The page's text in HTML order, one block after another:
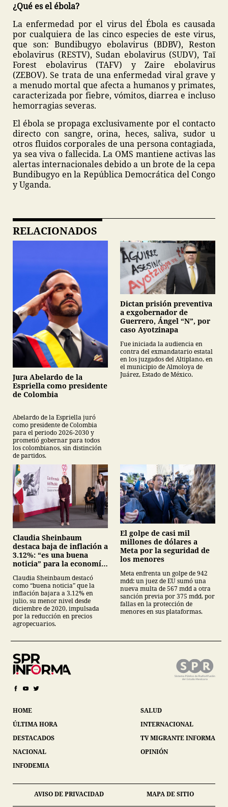
¿Qué es el ébola?
La enfermedad por el virus del Ébola es causada
por cualquiera de las cinco especies de este virus,
que son: Bundibugyo ebolavirus (BDBV), Reston
ebolavirus (RESTV), Sudan ebolavirus (SUDV), Taï
Forest ebolavirus (TAFV) y Zaire ebolavirus
(ZEBOV). Se trata de una enfermedad viral grave y
a menudo mortal que afecta a humanos y primates,
caracterizada por fiebre, vómitos, diarrea e incluso
hemorragias severas.
El ébola se propaga exclusivamente por el contacto
directo con sangre, orina, heces, saliva, sudor u
otros fluidos corporales de una persona contagiada,
ya sea viva o fallecida. La OMS mantiene activas las
alertas internacionales debido a un brote de la cepa
Bundibugyo en la República Democrática del Congo
y Uganda.
RELACIONADOS
Jura Abelardo de la
Espriella como presidente
de Colombia
Abelardo de la Espriella juró
como presidente de Colombia
para el periodo 2026-2030 y
prometió gobernar para todos
los colombianos, sin distinción
de partidos.
Dictan prisión preventiva
a exgobernador de
Guerrero, Ángel “N”, por
caso Ayotzinapa
Fue iniciada la audiencia en
contra del exmandatario estatal
en los juzgados del Altiplano, en
el municipio de Almoloya de
Juárez, Estado de México.
Claudia Sheinbaum
destaca baja de inflación a
3.12%: “es una buena
noticia” para la economía
Claudia Sheinbaum destacó
como “buena noticia” que la
inflación bajara a 3.12% en
julio, su menor nivel desde
diciembre de 2020, impulsada
por la reducción en precios
agropecuarios.
El golpe de casi mil
millones de dólares a
Meta por la seguridad de
los menores
Meta enfrenta un golpe de 942
mdd: un juez de EU sumó una
nueva multa de 567 mdd a otra
sanción previa por 375 mdd, por
fallas en la protección de
menores en sus plataformas.
HOME
ÚLTIMA HORA
DESTACADOS
NACIONAL
INFODEMIA
SALUD
INTERNACIONAL
TV MIGRANTE INFORMA
OPINIÓN
AVISO DE PRIVACIDAD MAPA DE SITIO